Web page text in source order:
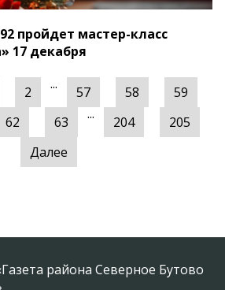
пройдет мастер-класс
17 декабря
2 ... 57 58
59
62 63 ... 204
205
Далее
района Северное Бутово